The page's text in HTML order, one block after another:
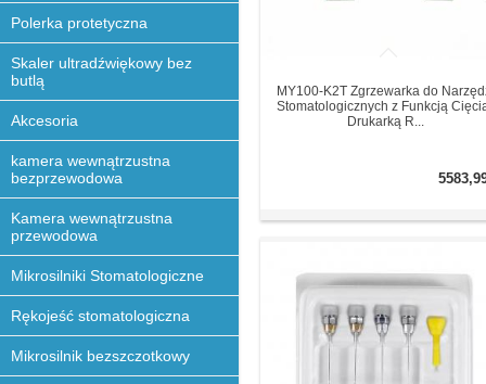
Polerka protetyczna
Skaler ultradźwiękowy bez
butlą
Akcesoria
kamera wewnątrzustna
bezprzewodowa
Kamera wewnątrzustna
przewodowa
Mikrosilniki Stomatologiczne
Rękojeść stomatologiczna
Mikrosilnik bezszczotkowy
MY100-K2T Zgrzewarka do
Stomatologicznych z Funkcją
Drukarką R...